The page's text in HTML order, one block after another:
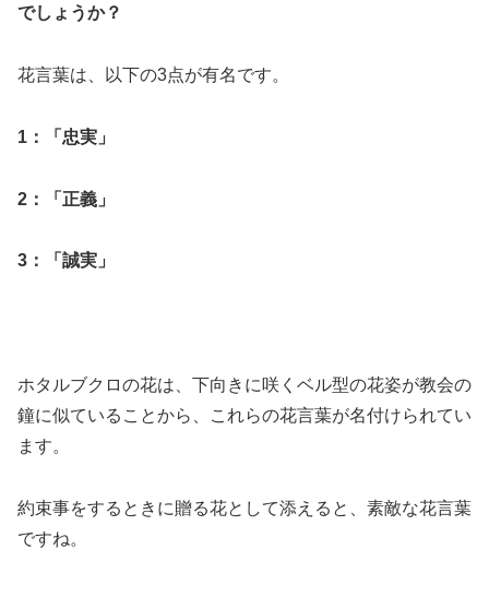
でしょうか？
花言葉は、以下の3点が有名です。
1：「忠実」
2：「正義」
3：「誠実」
ホタルブクロの花は、下向きに咲くベル型の花姿が教会の
鐘に似ていることから、これらの花言葉が名付けられてい
ます。
約束事をするときに贈る花として添えると、素敵な花言葉
ですね。